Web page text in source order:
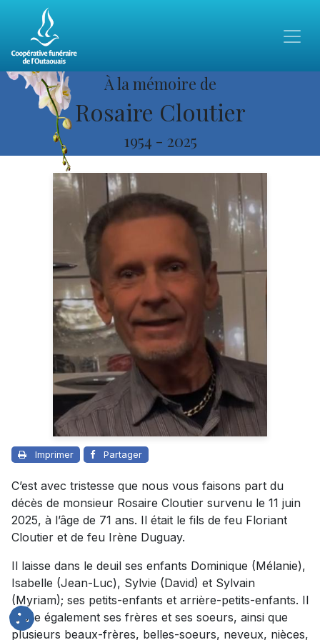
À la mémoire de
Rosaire Cloutier
1954 - 2025
Imprimer Partager
C’est avec tristesse que nous vous faisons part du
décès de monsieur Rosaire Cloutier survenu le 11 juin
2025, à l’âge de 71 ans. Il était le fils de feu Floriant
Cloutier et de feu Irène Duguay.
Il laisse dans le deuil ses enfants Dominique (Mélanie),
Isabelle (Jean-Luc), Sylvie (David) et Sylvain
(Myriam); ses petits-enfants et arrière-petits-enfants. Il
laisse également ses frères et ses soeurs, ainsi que
plusieurs beaux-frères, belles-soeurs, neveux, nièces,